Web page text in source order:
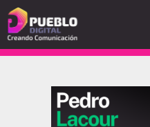
al
contenido